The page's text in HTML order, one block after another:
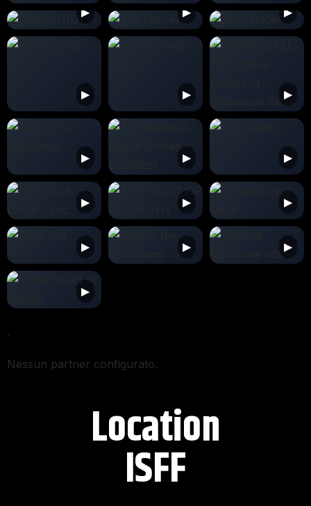
.
Nessun partner configurato.
Location
ISFF​